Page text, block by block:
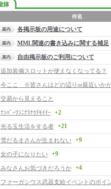
各掲示板の用途について
MML関連の書き込みに関する補足
自由掲示板のご利用について
追加装備スロットが使えなくなってる？
今ここ ※皆さんはどの辺りor最近いか
交易から見えること
ﾅﾝﾊﾞｰﾜﾝﾆﾅﾗﾅｸﾃﾓｲｲｰ
+2
光る玉生活をする者
+21
雪だるまさんが生まれない +9
女の子になりたい +9
みなさんお気づきだろうか +4